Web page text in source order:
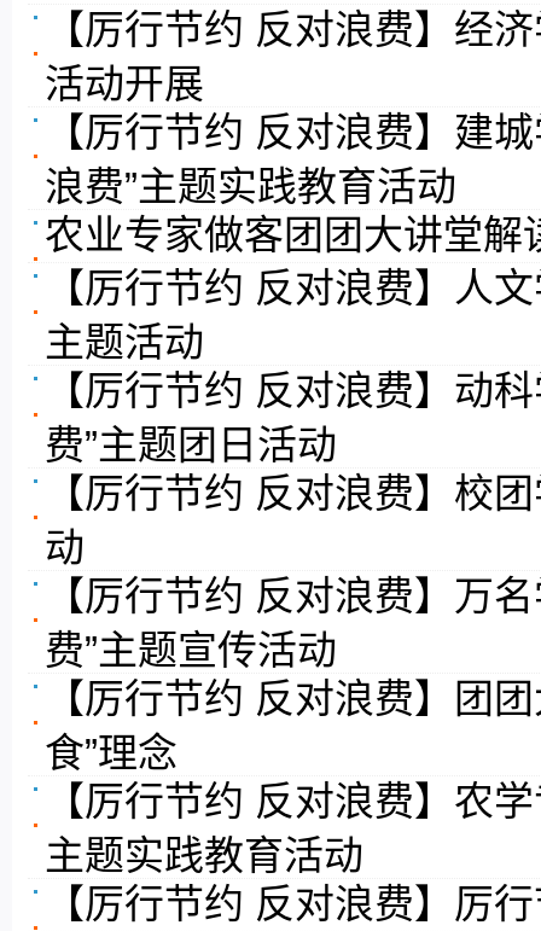
【厉行节约 反对浪费】经
活动开展
【厉行节约 反对浪费】建
浪费”主题实践教育活动
农业专家做客团团大讲堂解
【厉行节约 反对浪费】人
主题活动
【厉行节约 反对浪费】动
费”主题团日活动
【厉行节约 反对浪费】校
动
【厉行节约 反对浪费】万
费”主题宣传活动
【厉行节约 反对浪费】团
食”理念
【厉行节约 反对浪费】农
主题实践教育活动
【厉行节约 反对浪费】